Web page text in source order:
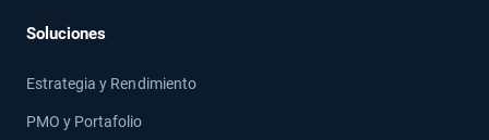
Soluciones
Estrategia y Rendimiento
PMO y Portafolio